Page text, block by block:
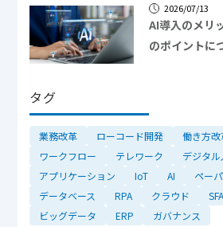
2026/07/13
AI導入のメリ
のポイントに
タグ
業務改革 ローコード開発 働き方改
ワークフロー
テレワーク
デジタ
アプリケーション
IoT AI
ペー
データベース
RPA クラウド SFA
ビッグデータ
ERP ガバナンス